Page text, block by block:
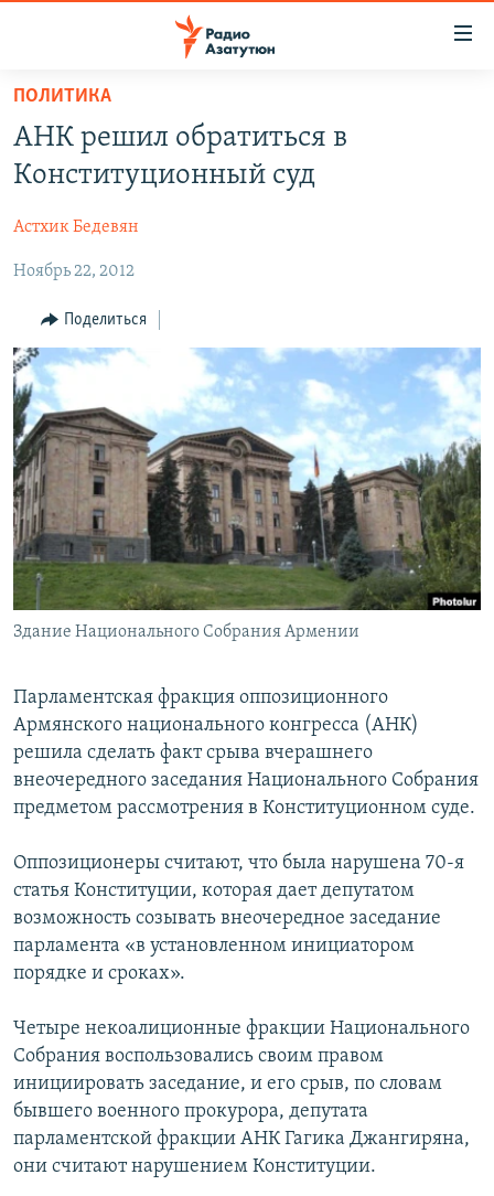
Перейти
основному
содержанию
навигации
Перейти
поиску
НОВОСТИ
ОБЩЕСТВО
ЭКОНОМИКА
РЕГИОН
НАГОРНЫЙ КАРАБАХ
КУЛЬТУРА
СПОРТ
АРХИВ
Հայերեն
English
Русский
ПОЛИТИКА
АНК решил обратиться в
Конституционный суд
Астхик Бедевян
Ноябрь 22, 2012
Поделиться
Здание Национального Собрания Армении
Парламентская фракция оппозиционного
Армянского национального конгресса (АНК)
решила сделать факт срыва вчерашнего
внеочередного заседания Национального Собрания
предметом рассмотрения в Конституционном суде.
Оппозиционеры считают, что была нарушена 70-я
статья Конституции, которая дает депутатом
возможность созывать внеочередное заседание
парламента «в установленном инициатором
порядке и сроках».
Четыре некоалиционные фракции Национального
Собрания воспользовались своим правом
инициировать заседание, и его срыв, по словам
бывшего военного прокурора, депутата
парламентской фракции АНК Гагика Джангиряна,
они считают нарушением Конституции.